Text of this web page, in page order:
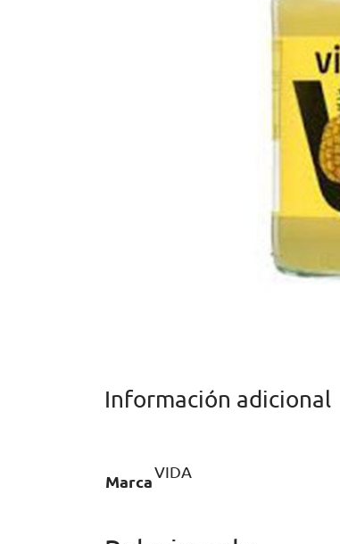
Información adicional
Marca
VIDA